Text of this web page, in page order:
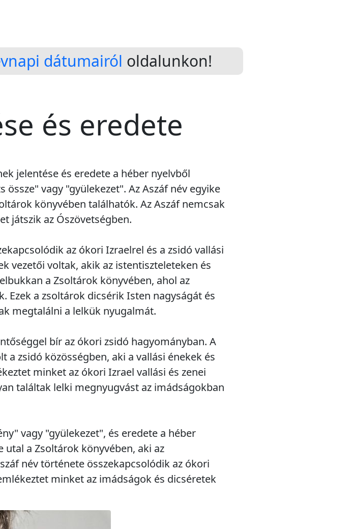
dátumairól oldalunkon!
és eredete
jelentése és eredete a héber nyelvből
vagy "gyülekezet". Az Aszáf név egyike
könyvében találhatók. Az Aszáf nemcsak
játszik az Ószövetségben.
az ókori Izraelrel és a zsidó vallási
vezetői voltak, akik az istentiszteleteken és
a Zsoltárok könyvében, ahol az
a zsoltárok dicsérik Isten nagyságát és
megtalálni a lelkük nyugalmát.
bír az ókori zsidó hagyományban. A
a zsidó közösségben, aki a vallási énekek és
minket az ókori Izrael vallási és zenei
találtak lelki megnyugvást az imádságokban
vagy "gyülekezet", és eredete a héber
utal a Zsoltárok könyvében, aki az
név története összekapcsolódik az ókori
minket az imádságok és dicséretek